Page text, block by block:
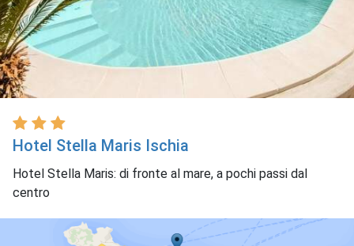
Hotel Stella Maris Ischia
Hotel Stella Maris: di fronte al mare, a pochi passi dal
centro